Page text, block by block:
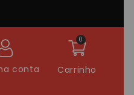
Carrinho
0
conta